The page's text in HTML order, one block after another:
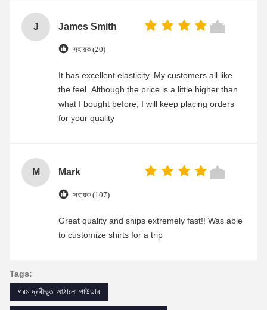
J James Smith
সহায়ক (20)
It has excellent elasticity. My customers all like
the feel. Although the price is a little higher than
what I bought before, I will keep placing orders
for your quality
M Mark
সহায়ক (107)
Great quality and ships extremely fast!! Was able
to customize shirts for a trip
Tags:
গরম দ্রবীভূত আঠালো পাউডার